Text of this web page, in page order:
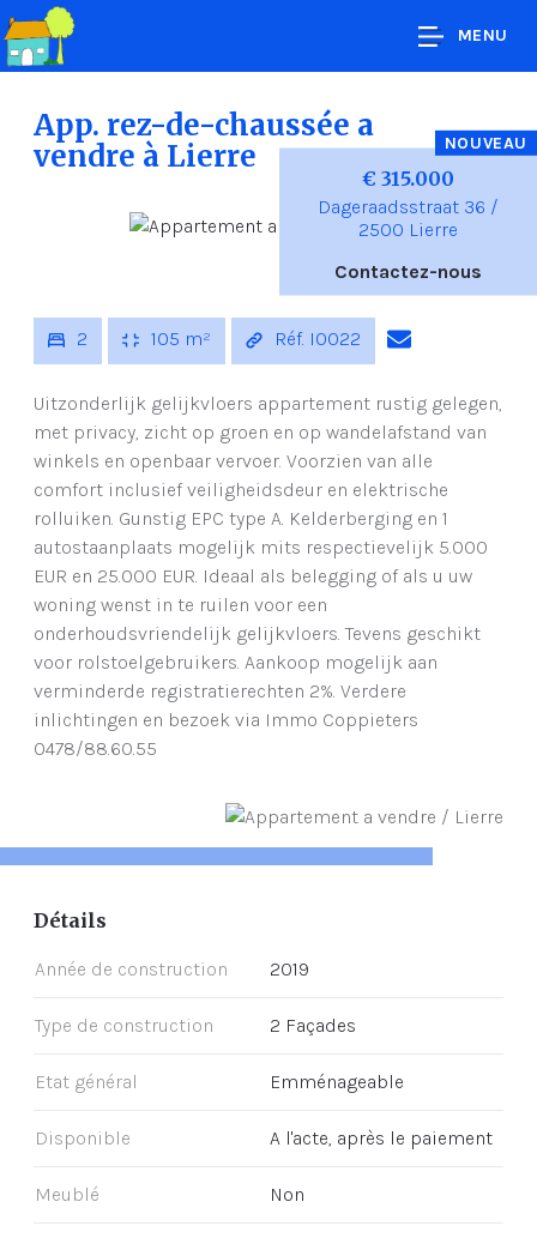
MENU
App. rez-de-chaussée a
vendre à Lierre
€ 315.000
Dageraadsstraat 36 /
2500 Lierre
Contactez-nous
NOUVEAU
2 105 m² Réf. I0022
Uitzonderlijk gelijkvloers appartement rustig gelegen,
met privacy, zicht op groen en op wandelafstand van
winkels en openbaar vervoer. Voorzien van alle
comfort inclusief veiligheidsdeur en elektrische
rolluiken. Gunstig EPC type A. Kelderberging en 1
autostaanplaats mogelijk mits respectievelijk 5.000
EUR en 25.000 EUR. Ideaal als belegging of als u uw
woning wenst in te ruilen voor een
onderhoudsvriendelijk gelijkvloers. Tevens geschikt
voor rolstoelgebruikers. Aankoop mogelijk aan
verminderde registratierechten 2%. Verdere
inlichtingen en bezoek via Immo Coppieters
0478/88.60.55
Détails
Année de construction 2019
Type de construction 2 Façades
Etat général Emménageable
Disponible A l'acte, après le paiement
Meublé Non